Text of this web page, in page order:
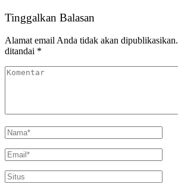
Tinggalkan Balasan
Alamat email Anda tidak akan dipublikasikan.
ditandai *